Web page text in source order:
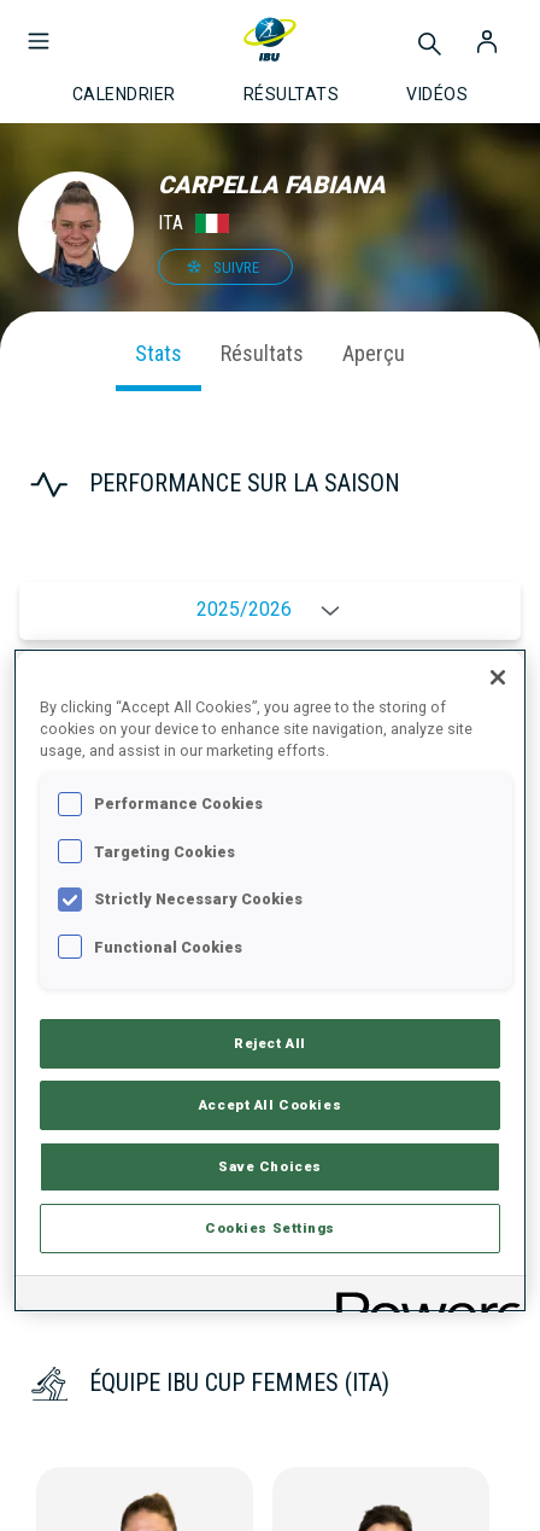
CALENDRIER RÉSULTATS VIDÉOS
CARPELLA FABIANA
ITA
SUIVRE
Stats Résultats Aperçu
PERFORMANCE SUR LA SAISON
2025/2026
MOYENNE DE PERFORMANCE
RETARD SUR LE MEILLEUR CHRONO SKI
TIR DEBOUT
TENDANCE DES PERFORMANCES
ÉQUIPE IBU CUP FEMMES (ITA)
By clicking “Accept All Cookies”, you agree to the storing of
cookies on your device to enhance site navigation, analyze site
usage, and assist in our marketing efforts.
Performance Cookies
Targeting Cookies
Strictly Necessary Cookies
Functional Cookies
Reject All
Accept All Cookies
Save Choices
Cookies Settings